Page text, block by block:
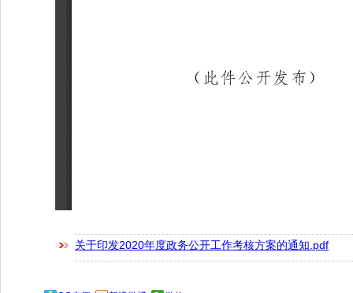
关于印发2020年度政务公开工作考核方案的通知.pdf